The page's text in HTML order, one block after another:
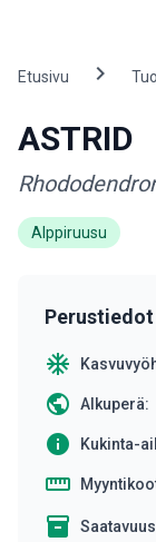
Etusivu chevron_right
ASTRID
Alppiruusu
Perustiedot
ac_unit
public Alkuperä:
info Kukinta-
straighten
inventory